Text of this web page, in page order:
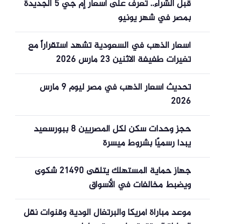
قبل الشراء.. تعرف على أسعار إم جي 5 الجديدة
بمصر في شهر يونيو
أسعار الذهب في السعودية تشهد استقراراً مع
تغيرات طفيفة الاثنين 23 مارس 2026
تحديث أسعار الذهب في مصر ليوم 9 مارس
2026
حجز وحدات سكن لكل المصريين 8 ببورسعيد
يبدأ رسميًا بشروط ميسرة
جهاز حماية المستهلك يتلقى 21490 شكوى
ويضبط مخالفات في الأسواق
موعد مباراة أمريكا والبرتغال الودية وقنوات نقل